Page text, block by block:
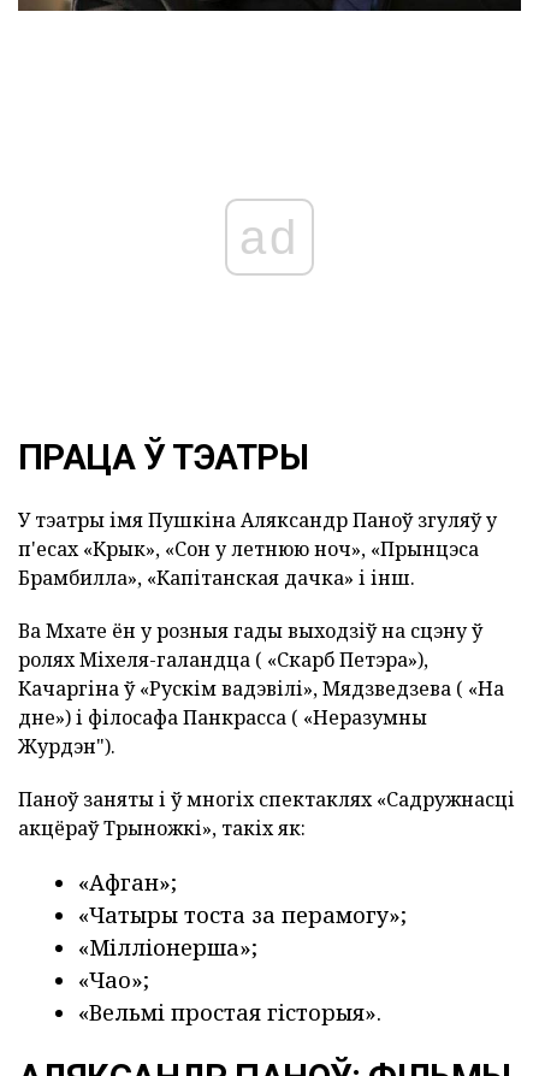
ad
ПРАЦА Ў ТЭАТРЫ
У тэатры імя Пушкіна Аляксандр Паноў згуляў у
п'есах «Крык», «Сон у летнюю ноч», «Прынцэса
Брамбилла», «Капітанская дачка» і інш.
Ва Мхате ён у розныя гады выходзіў на сцэну ў
ролях Міхеля-галандца ( «Скарб Петэра»),
Качаргіна ў «Рускім вадэвілі», Мядзведзева ( «На
дне») і філосафа Панкрасса ( «Неразумны
Журдэн").
Паноў заняты і ў многіх спектаклях «Садружнасці
акцёраў Трыножкі», такіх як:
«Афган»;
«Чатыры тоста за перамогу»;
«Мілліонерша»;
«Чао»;
«Вельмі простая гісторыя».